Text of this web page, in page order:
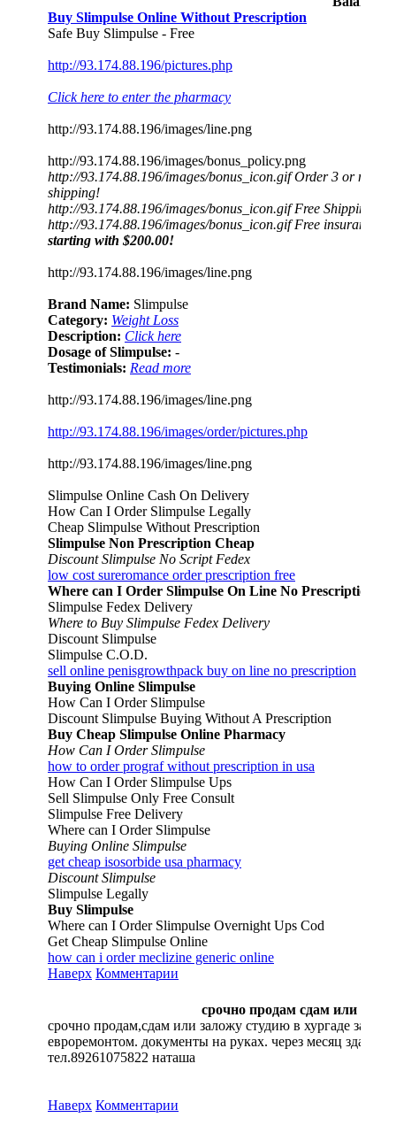
Buy Slimpulse Online Without Prescription
Safe Buy Slimpulse - Free
http://93.174.88.196/pictures.php
Click here to enter the pharmacy
http://93.174.88.196/images/line.png
http://93.174.88.196/images/bonus_policy.png
http://93.174.88.196/images/bonus_icon.gif Order 3 or more
shipping!
http://93.174.88.196/images/bonus_icon.gif Free Shipping
http://93.174.88.196/images/bonus_icon.gif Free insurance
starting with $200.00!
http://93.174.88.196/images/line.png
Brand Name: Slimpulse
Category: Weight Loss
Description: Click here
Dosage of Slimpulse: -
Testimonials: Read more
http://93.174.88.196/images/line.png
http://93.174.88.196/images/order/pictures.php
http://93.174.88.196/images/line.png
Slimpulse Online Cash On Delivery
How Can I Order Slimpulse Legally
Cheap Slimpulse Without Prescription
Slimpulse Non Prescription Cheap
Discount Slimpulse No Script Fedex
low cost sureromance order prescription free
Where can I Order Slimpulse On Line No Prescription
Slimpulse Fedex Delivery
Where to Buy Slimpulse Fedex Delivery
Discount Slimpulse
Slimpulse C.O.D.
sell online penisgrowthpack buy on line no prescription
Buying Online Slimpulse
How Can I Order Slimpulse
Discount Slimpulse Buying Without A Prescription
Buy Cheap Slimpulse Online Pharmacy
How Can I Order Slimpulse
how to order prograf without prescription in usa
How Can I Order Slimpulse Ups
Sell Slimpulse Only Free Consult
Slimpulse Free Delivery
Where can I Order Slimpulse
Buying Online Slimpulse
get cheap isosorbide usa pharmacy
Discount Slimpulse
Slimpulse Legally
Buy Slimpulse
Where can I Order Slimpulse Overnight Ups Cod
Get Cheap Slimpulse Online
how can i order meclizine generic online
Наверх Комментарии
срочно продам сдам или
срочно продам,сдам или заложу студию в хургаде за
евроремонтом. документы на руках. через месяц здача-
тел.89261075822 наташа
Наверх Комментарии